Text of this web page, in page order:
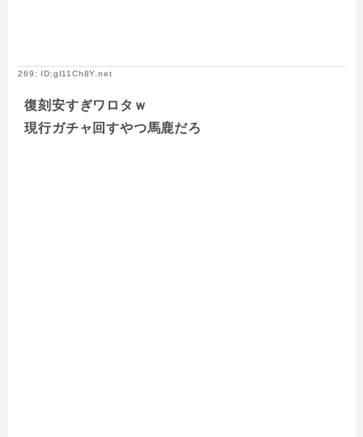
269: ID:gI11Ch8Y.net
復刻安すぎワロタｗ
現行ガチャ回すやつ馬鹿だろ